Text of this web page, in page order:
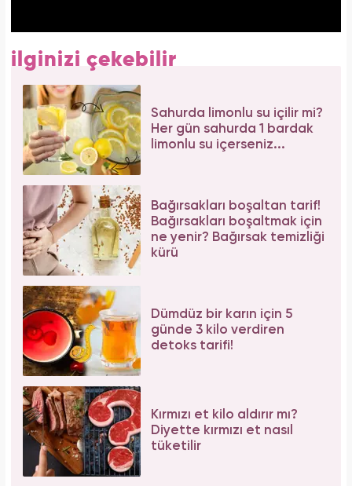
ilginizi çekebilir
Sahurda limonlu su içilir mi?
Her gün sahurda 1 bardak
limonlu su içerseniz...
Bağırsakları boşaltan tarif!
Bağırsakları boşaltmak için
ne yenir? Bağırsak temizliği
kürü
Dümdüz bir karın için 5
günde 3 kilo verdiren
detoks tarifi!
Kırmızı et kilo aldırır mı?
Diyette kırmızı et nasıl
tüketilir